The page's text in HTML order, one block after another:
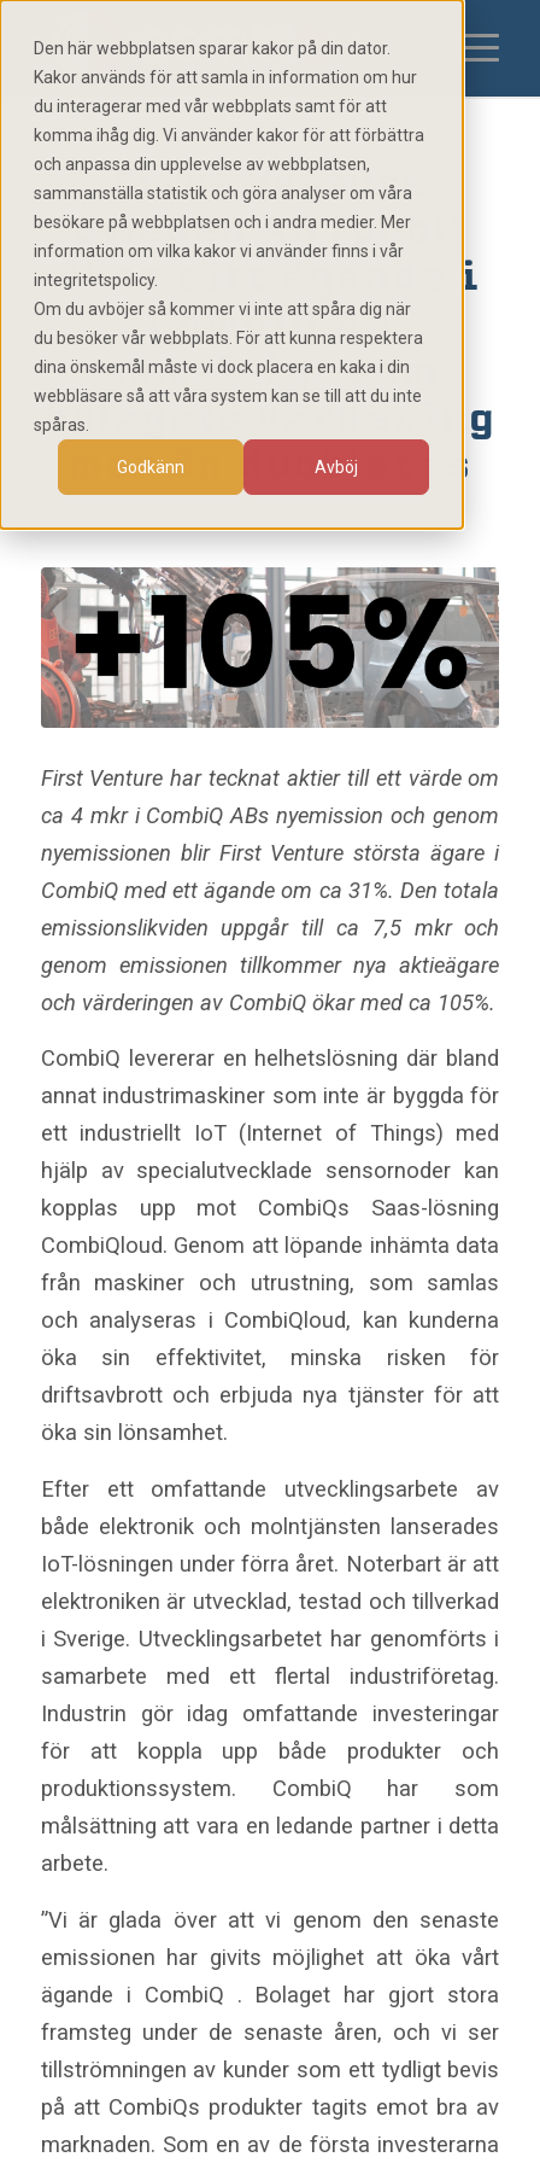
Den här webbplatsen sparar kakor på din dator.
Kakor används för att samla in information om hur
du interagerar med vår webbplats samt för att
komma ihåg dig. Vi använder kakor för att förbättra
och anpassa din upplevelse av webbplatsen,
sammanställa statistik och göra analyser om våra
besökare på webbplatsen och i andra medier. Mer
information om vilka kakor vi använder finns i vår
integritetspolicy.
Om du avböjer så kommer vi inte att spåra dig när
du besöker vår webbplats. För att kunna respektera
dina önskemål måste vi dock placera en kaka i din
webbläsare så att våra system kan se till att du inte
spåras.
Godkänn Avböj
First Venture
Sweden AB (publ)
ökar sitt ägande i
CombiQ AB
samtidigt som
bolagets värdering
mer än dubbleras
First Venture har tecknat aktier till ett värde om
ca 4 mkr i CombiQ ABs nyemission och genom
nyemissionen blir First Venture största ägare i
CombiQ med ett ägande om ca 31%. Den totala
emissionslikviden uppgår till ca 7,5 mkr och
genom emissionen tillkommer nya aktieägare
och värderingen av CombiQ ökar med ca 105%.
CombiQ levererar en helhetslösning där bland
annat industrimaskiner som inte är byggda för
ett industriellt IoT (Internet of Things) med
hjälp av specialutvecklade sensornoder kan
kopplas upp mot CombiQs Saas-lösning
CombiQloud. Genom att löpande inhämta data
från maskiner och utrustning, som samlas
och analyseras i CombiQloud, kan kunderna
öka sin effektivitet, minska risken för
driftsavbrott och erbjuda nya tjänster för att
öka sin lönsamhet.
Efter ett omfattande utvecklingsarbete av
både elektronik och molntjänsten lanserades
IoT-lösningen under förra året. Noterbart är att
elektroniken är utvecklad, testad och tillverkad
i Sverige. Utvecklingsarbetet har genomförts i
samarbete med ett flertal industriföretag.
Industrin gör idag omfattande investeringar
för att koppla upp både produkter och
produktionssystem. CombiQ har som
målsättning att vara en ledande partner i detta
arbete.
”Vi är glada över att vi genom den senaste
emissionen har givits möjlighet att öka vårt
ägande i CombiQ . Bolaget har gjort stora
framsteg under de senaste åren, och vi ser
tillströmningen av kunder som ett tydligt bevis
på att CombiQs produkter tagits emot bra av
marknaden. Som en av de första investerarna